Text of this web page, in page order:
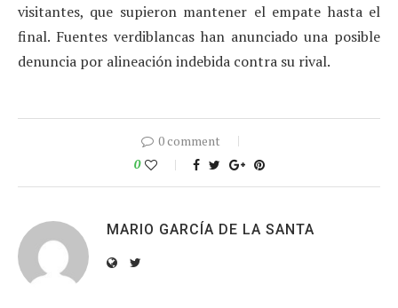
visitantes, que supieron mantener el empate hasta el
final. Fuentes verdiblancas han anunciado una posible
denuncia por alineación indebida contra su rival.
0 comment
0
MARIO GARCÍA DE LA SANTA